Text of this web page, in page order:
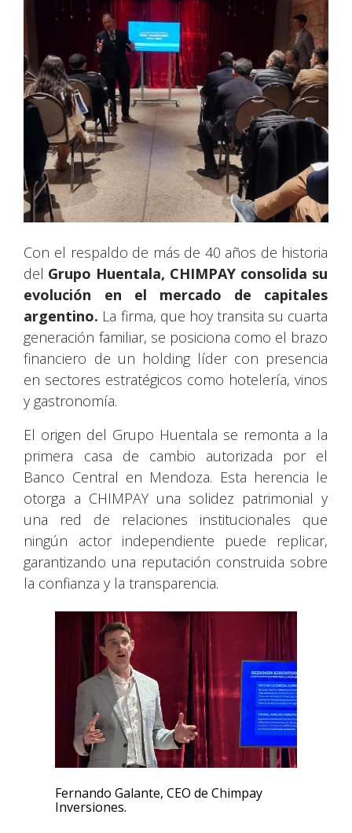
Con el respaldo de más de 40 años de historia
del Grupo Huentala, CHIMPAY consolida su
evolución en el mercado de capitales
argentino. La firma, que hoy transita su cuarta
generación familiar, se posiciona como el brazo
financiero de un holding líder con presencia
en sectores estratégicos como hotelería, vinos
y gastronomía.
El origen del Grupo Huentala se remonta a la
primera casa de cambio autorizada por el
Banco Central en Mendoza. Esta herencia le
otorga a CHIMPAY una solidez patrimonial y
una red de relaciones institucionales que
ningún actor independiente puede replicar,
garantizando una reputación construida sobre
la confianza y la transparencia.
Fernando Galante, CEO de Chimpay
Inversiones.